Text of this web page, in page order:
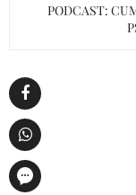
PODCAST: